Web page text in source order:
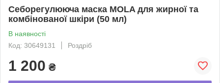
Себорегулююча маска MOLA для жирної та
комбінованої шкіри (50 мл)
В наявності
Код: 30649131
Роздріб
1 200 ₴